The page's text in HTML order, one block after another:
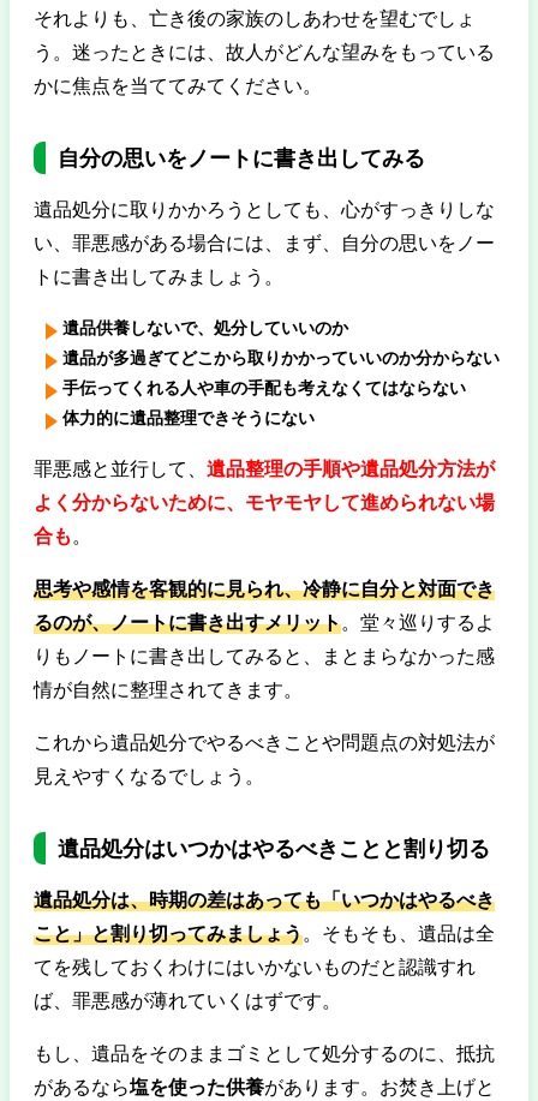
それよりも、亡き後の家族のしあわせを望むでしょ
う。迷ったときには、故人がどんな望みをもっている
かに焦点を当ててみてください。
自分の思いをノートに書き出してみる
遺品処分に取りかかろうとしても、心がすっきりしな
い、罪悪感がある場合には、まず、自分の思いをノー
トに書き出してみましょう。
遺品供養しないで、処分していいのか
遺品が多過ぎてどこから取りかかっていいのか分からない
手伝ってくれる人や車の手配も考えなくてはならない
体力的に遺品整理できそうにない
罪悪感と並行して、 遺品整理の手順や遺品処分方法が
よく分からないために、モヤモヤして進められない場
合も。
思考や感情を客観的に見られ、冷静に自分と対面でき
るのが、ノートに書き出すメリット。堂々巡りするよ
りもノートに書き出してみると、まとまらなかった感
情が自然に整理されてきます。
これから遺品処分でやるべきことや問題点の対処法が
見えやすくなるでしょう。
遺品処分はいつかはやるべきことと割り切る
遺品処分は、時期の差はあっても「いつかはやるべき
こと」と割り切ってみましょう。そもそも、遺品は全
てを残しておくわけにはいかないものだと認識すれ
ば、罪悪感が薄れていくはずです。
もし、遺品をそのままゴミとして処分するのに、抵抗
があるなら塩を使った供養があります。お焚き上げと